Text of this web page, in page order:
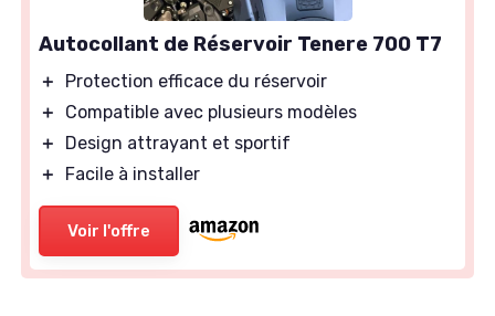
Autocollant de Réservoir Tenere 700 T7
＋
Protection efficace du réservoir
＋
Compatible avec plusieurs modèles
＋
Design attrayant et sportif
＋
Facile à installer
Voir l'offre